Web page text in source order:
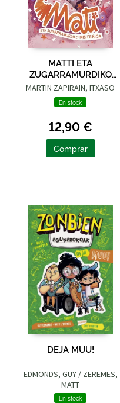
MATTI ETA
ZUGARRAMURDIKO
MISTERIOA
MARTIN ZAPIRAIN, ITXASO
En stock
12,90 €
Comprar
DEJA MUU!
EDMONDS, GUY / ZEREMES,
MATT
En stock